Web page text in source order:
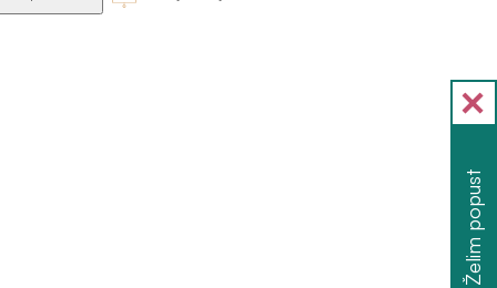
Želim popust